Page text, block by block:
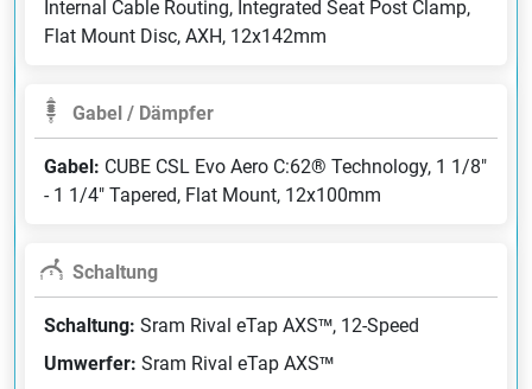
Internal Cable Routing, Integrated Seat Post Clamp,
Flat Mount Disc, AXH, 12x142mm
Gabel / Dämpfer
Gabel: CUBE CSL Evo Aero C:62® Technology, 1 1/8"
- 1 1/4" Tapered, Flat Mount, 12x100mm
Schaltung
Schaltung: Sram Rival eTap AXS™, 12-Speed
Umwerfer: Sram Rival eTap AXS™